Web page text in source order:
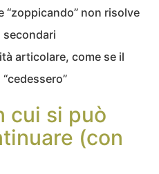
non risolve
secondari
articolare, come se il
cui si può
(con